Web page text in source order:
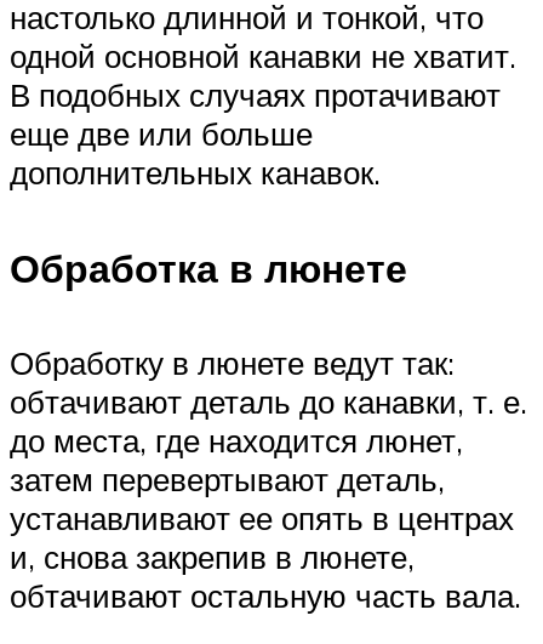
настолько длинной и тонкой, что
одной основной канавки не хватит.
В подобных случаях протачивают
еще две или больше
дополнительных канавок.
Обработка в люнете
Обработку в люнете ведут так:
обтачивают деталь до канавки, т. е.
до места, где находится люнет,
затем перевертывают деталь,
устанавливают ее опять в центрах
и, снова закрепив в люнете,
обтачивают остальную часть вала.